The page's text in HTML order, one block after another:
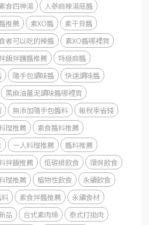
食四神湯
人蔘麻辣湯底醬
推薦 素XO醬
素干貝醬
者可以吃的辣醬
素XO醬哪裡買
飯拌麵醬推薦
特級麻醬
隨手包調味醬
快速調味醬
黑麻油薑泥調味醬哪裡買
無添加隨手包醬料
報稅季省錢
理推薦
素食醬料推薦
一人料理推薦
醬料推薦
拌飯推薦 低碳排飲食
環保飲食
理推薦 植物性飲食
永續飲食
素食拌醬推薦
永續食材
品 台式素肉燥
泰式打拋肉